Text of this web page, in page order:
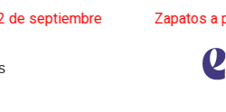
septiembre______ Zapatos a